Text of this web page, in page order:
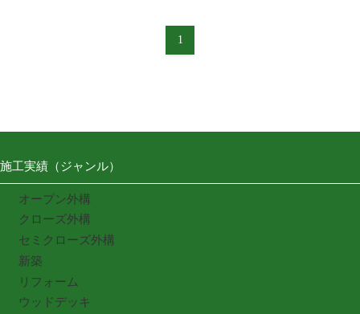
1
施工実績（ジャンル）
オープン外構
クローズ外構
セミクローズ外構
新築
リフォーム
ウッドデッキ